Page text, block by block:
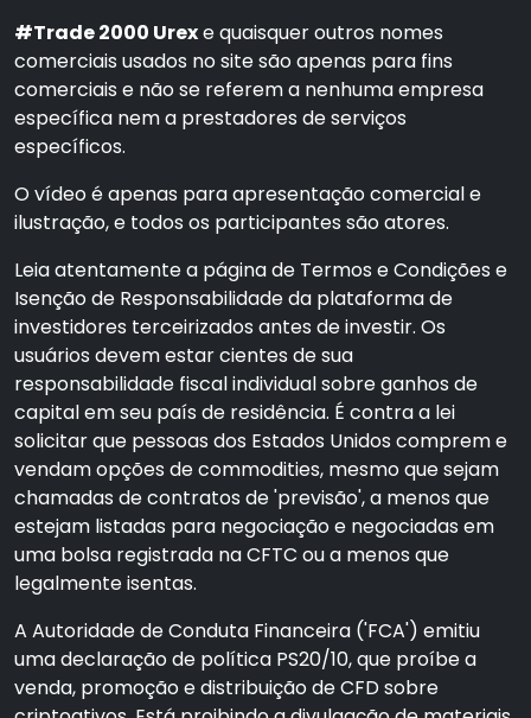
#Trade 2000 Urexe quaisquer outros nomes
comerciais usados no site são apenas para fins
comerciais e não se referem a nenhuma empresa
específica nem a prestadores de serviços
específicos.
O vídeo é apenas para apresentação comercial e
ilustração, e todos os participantes são atores.
Leia atentamente a página de Termos e Condições e
Isenção de Responsabilidade da plataforma de
investidores terceirizados antes de investir. Os
usuários devem estar cientes de sua
responsabilidade fiscal individual sobre ganhos de
capital em seu país de residência. É contra a lei
solicitar que pessoas dos Estados Unidos comprem e
vendam opções de commodities, mesmo que sejam
chamadas de contratos de 'previsão', a menos que
estejam listadas para negociação e negociadas em
uma bolsa registrada na CFTC ou a menos que
legalmente isentas.
A Autoridade de Conduta Financeira ('FCA') emitiu
uma declaração de política PS20/10, que proíbe a
venda, promoção e distribuição de CFD sobre